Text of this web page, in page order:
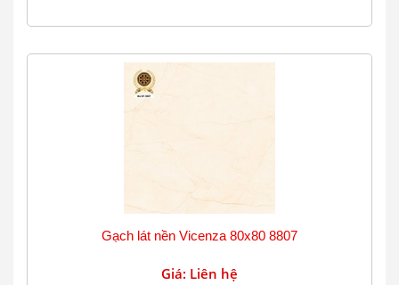
Gạch lát nền Vicenza 80x80 8807
Giá: Liên hệ